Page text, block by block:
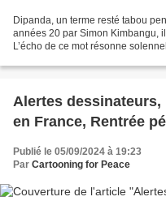
Dipanda, un terme resté tabou
années 20 par Simon Kimbangu,
L’écho de ce mot résonne
Alertes
en France, Rentrée
Publié le 05/09/2024 à 19:23
Par Cartooning for Peace